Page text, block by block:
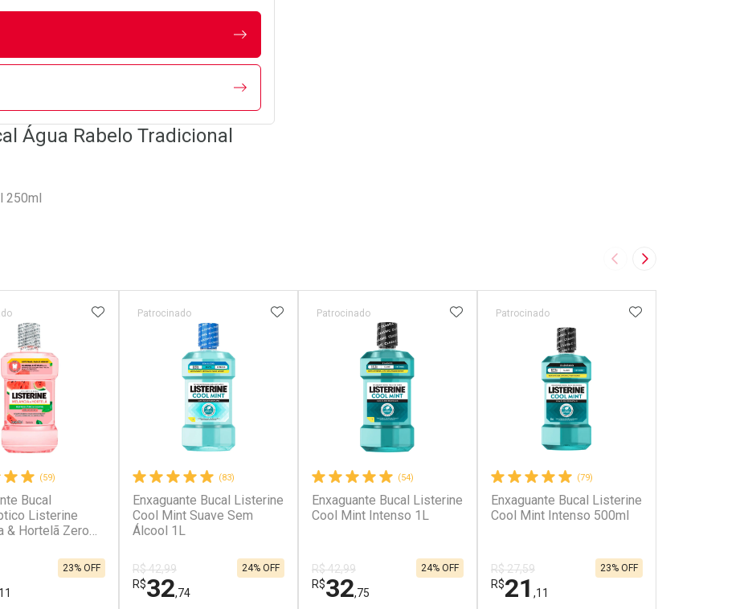
Água Rabelo Tradicional
250ml
Imagem Anterior
Próxima Imagem
FAVORITOS
(59)
Bucal
Listerine
& Hortelã Zero
23% OFF
ADICIONAR AOS FAVORITOS
(83)
Enxaguante Bucal Listerine
Cool Mint Suave Sem
Álcool 1L
Patrocinado
R$ 42,99
R$32,74
24% OFF
ADICIONAR AOS FAVORITOS
(54)
Enxaguante Bucal Listerine
Cool Mint Intenso 1L
Patrocinado
R$ 42,99
R$32,75
24% OFF
ADICIONAR AOS FAVORITOS
(79)
Enxaguante Bucal Listerine
Cool Mint Intenso 500ml
Patrocinado
R$ 27,59
R$21 ,11
23% OFF
ADICIONAR AOS